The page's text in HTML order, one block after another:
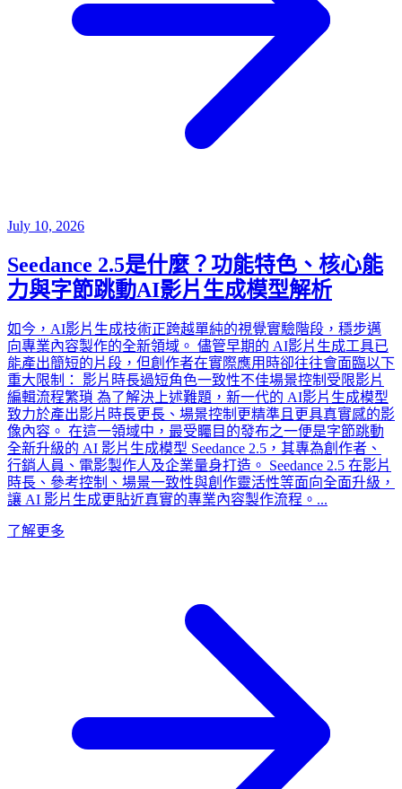
July 10, 2026
Seedance 2.5是什麼？功能特色、核心能
力與字節跳動AI影片生成模型解析
如今，AI影片生成技術正跨越單純的視覺實驗階段，穩步邁
向專業內容製作的全新領域。 儘管早期的 AI影片生成工具已
能產出簡短的片段，但創作者在實際應用時卻往往會面臨以下
重大限制： 影片時長過短角色一致性不佳場景控制受限影片
編輯流程繁瑣 為了解決上述難題，新一代的 AI影片生成模型
致力於產出影片時長更長、場景控制更精準且更具真實感的影
像內容。 在這一領域中，最受矚目的發布之一便是字節跳動
全新升級的 AI 影片生成模型 Seedance 2.5，其專為創作者、
行銷人員、電影製作人及企業量身打造。 Seedance 2.5 在影片
時長、參考控制、場景一致性與創作靈活性等面向全面升級，
讓 AI 影片生成更貼近真實的專業內容製作流程。...
了解更多